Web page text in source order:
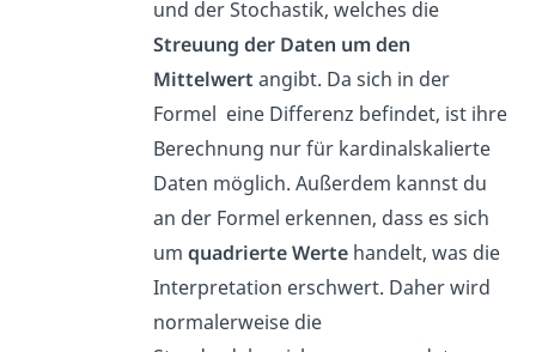
und der Stochastik, welches die
Streuung der Daten um den
Mittelwert angibt. Da sich in der
Formel eine Differenz befindet, ist ihre
Berechnung nur für kardinalskalierte
Daten möglich. Außerdem kannst du
an der Formel erkennen, dass es sich
um quadrierte Wertehandelt, was die
Interpretation erschwert. Daher wird
normalerweise die